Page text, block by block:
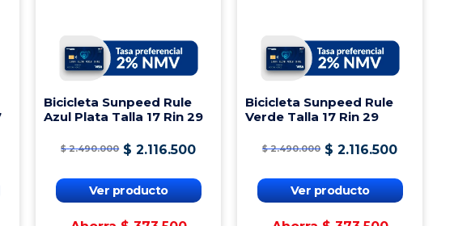
Bicicleta Sunpeed Rule
Azul Plata Talla 17 Rin 29
$ 2.490.000 $ 2.116.500
Ver producto
Bicicleta Sunpeed Rule
Verde Talla 17 Rin 29
$ 2.490.000 $ 2.116.500
Ver producto